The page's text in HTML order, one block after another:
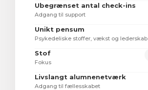
Ubegrænset antal check-ins
Adgang til support
Unikt pensum
Psykedeliske stoffer, vækst og lederskab
Stof
Fokus
Livslangt alumnenetværk
Adgang til fællesskabet